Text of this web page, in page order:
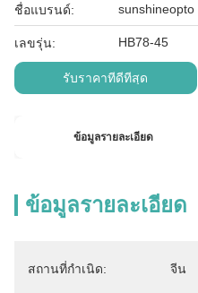
ชื่อแบรนด์: sunshineopto
เลขรุ่น: HB78-45
รับราคาที่ดีที่สุด
ข้อมูลรายละเอียด
ข้อมูลรายละเอียด
สถานที่กำเนิด: จีน